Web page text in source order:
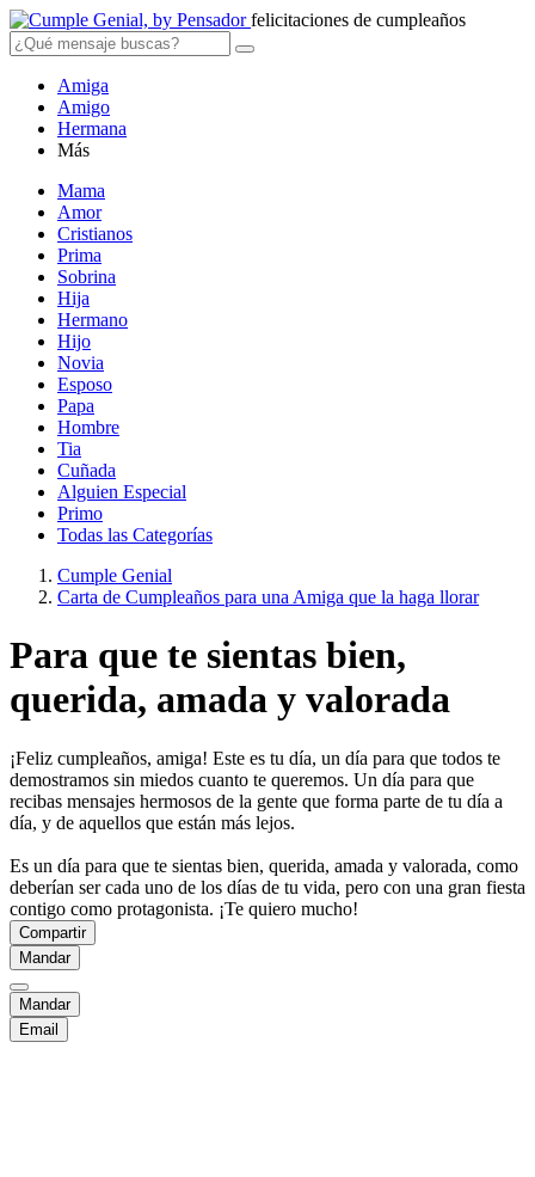
felicitaciones de cumpleaños
Amiga
Amigo
Hermana
Más
Mama
Amor
Cristianos
Prima
Sobrina
Hija
Hermano
Hijo
Novia
Esposo
Papa
Hombre
Tia
Cuñada
Alguien Especial
Primo
Todas las Categorías
Cumple Genial
Carta de Cumpleaños para una Amiga que la haga llorar
Para que te sientas bien,
querida, amada y valorada
¡Feliz cumpleaños, amiga! Este es tu día, un día para que todos te
demostramos sin miedos cuanto te queremos. Un día para que
recibas mensajes hermosos de la gente que forma parte de tu día a
día, y de aquellos que están más lejos.
Es un día para que te sientas bien, querida, amada y valorada, como
deberían ser cada uno de los días de tu vida, pero con una gran fiesta
contigo como protagonista. ¡Te quiero mucho!
Compartir
Mandar
Mandar
Email